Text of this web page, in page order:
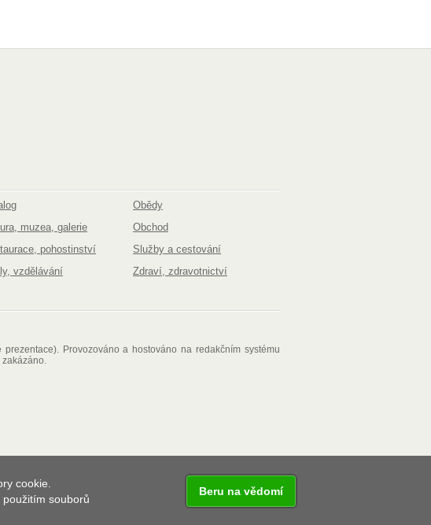
Obědy
muzea, galerie
Obchod
pohostinství
Služby a cestování
vzdělávání
Zdraví, zdravotnictví
prezentace). Provozováno a hostováno na redakčním systému
cookie.
souborů
Beru na vědomí